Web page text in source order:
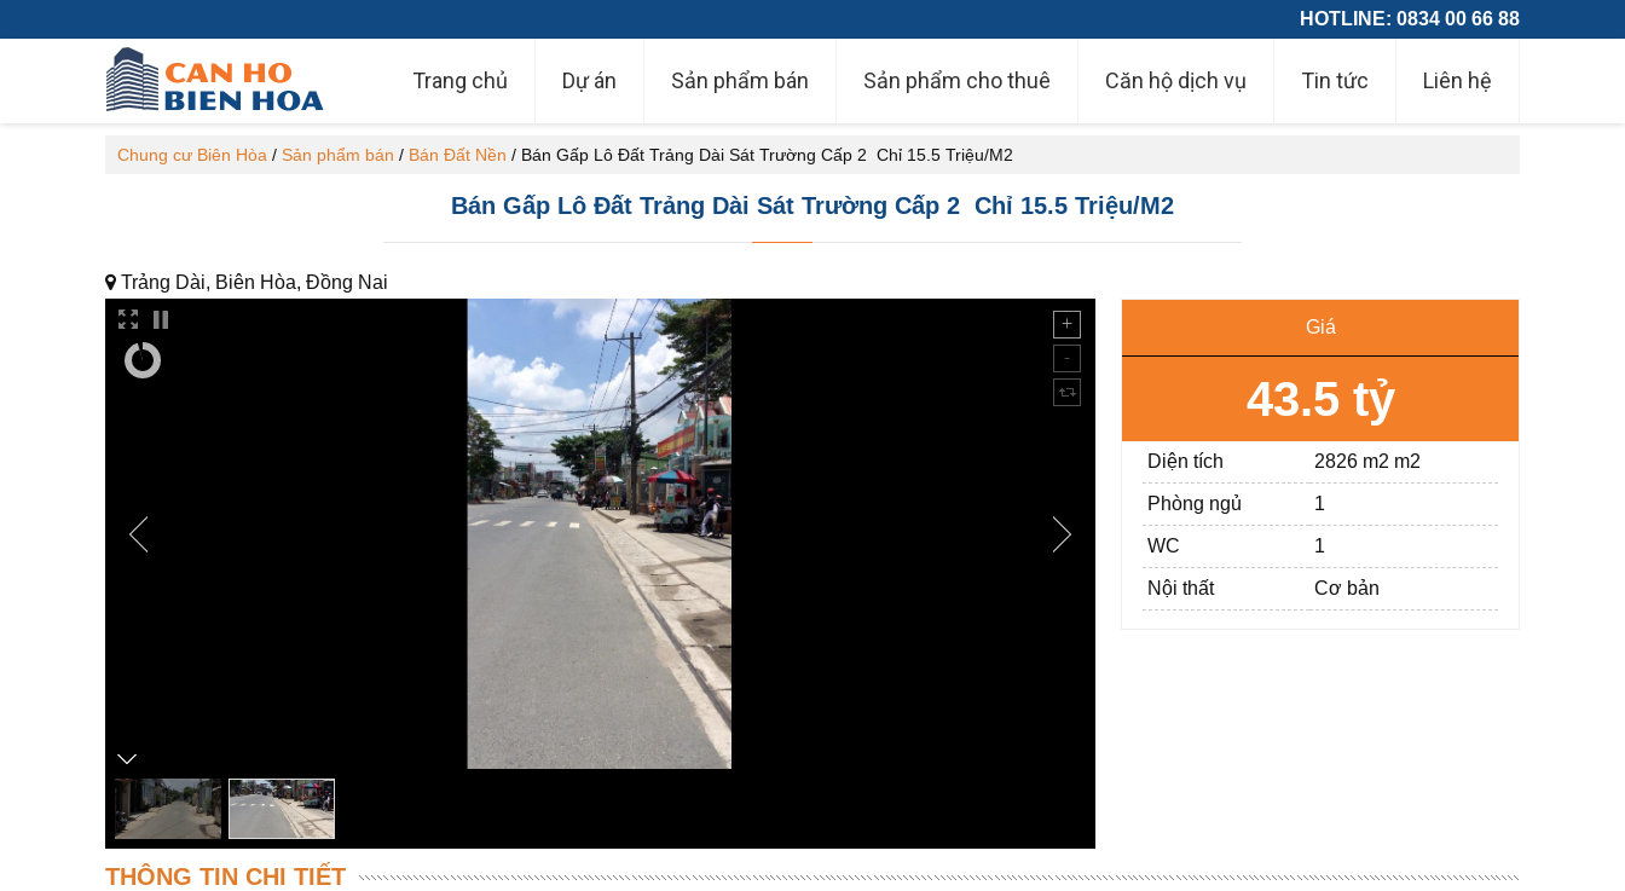
HOTLINE: 0834 00 66 88
Trang chủ Dự án Sản phẩm bán Sản phẩm cho thuê Căn hộ dịch vụ Tin tức Liên hệ
Chung cư Biên Hòa / Sản phẩm bán / Bán Đất Nền / Bán Gấp Lô Đất Trảng Dài Sát Trường Cấp 2 Chỉ 15.5 Triệu/M2
Bán Gấp Lô Đất Trảng Dài Sát Trường Cấp 2 Chỉ 15.5 Triệu/M2
Trảng Dài, Biên Hòa, Đồng Nai
Giá
43.5 tỷ
Diện tích 2826 m2 m2
Phòng ngủ 1
WC 1
Nội thất Cơ bản
THÔNG TIN CHI TIẾT